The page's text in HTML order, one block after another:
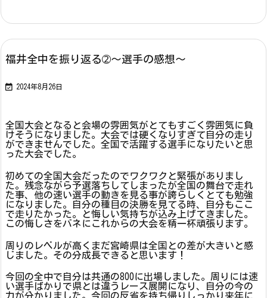
福井全中を振り返る➁～選手の感想～
 2024年8月26日
全国大会となると会場の雰囲気がとてもすごく雰囲気に負
けそうになりました。大会では硬くなりすぎて自分の走り
ができませんでした。全国で活躍する選手になりたいと思
った大会でした。
初めての全国大会だったのでワクワクと緊張がありまし
た。残念ながら予選落ちしてしまったが全国の舞台で走れ
た事、他の速い選手の動きを見る事が誇らしくとても勉強
になりました。自分の種目の決勝を見てる時、自分もここ
で走りたかった。と悔しい気持ちが込み上げてきました。
この悔しさをバネにこれからの大会を精一杯頑張ります。
周りのレベルが高くまだ宮崎県は全国との差が大きいと感
じました。その分成長できると思います！
今回の全中で自分は共通の800に出場しました。周りには速
い選手ばかりで県とは違うレース展開になり、自分の今の
力が分かりました。今回の反省を持ち帰りしっかり来年に